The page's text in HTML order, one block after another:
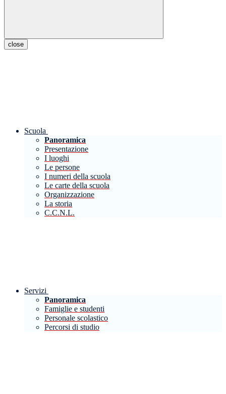
close
Scuola
Panoramica
Presentazione
I luoghi
Le persone
I numeri della scuola
Le carte della scuola
Organizzazione
La storia
C.C.N.L.
Servizi
Panoramica
Famiglie e studenti
Personale scolastico
Percorsi di studio